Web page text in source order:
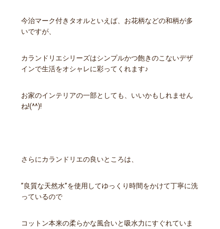
今治マーク付きタオルといえば、お花柄などの和柄が多
いですが、
カランドリエシリーズはシンプルかつ飽きのこないデザ
インで生活をオシャレに彩ってくれます♪
お家のインテリアの一部としても、いいかもしれません
ね!(^^)!
さらにカランドリエの良いところは、
”良質な天然水”を使用してゆっくり時間をかけて丁寧に洗
っているので
コットン本来の柔らかな風合いと吸水力にすぐれていま